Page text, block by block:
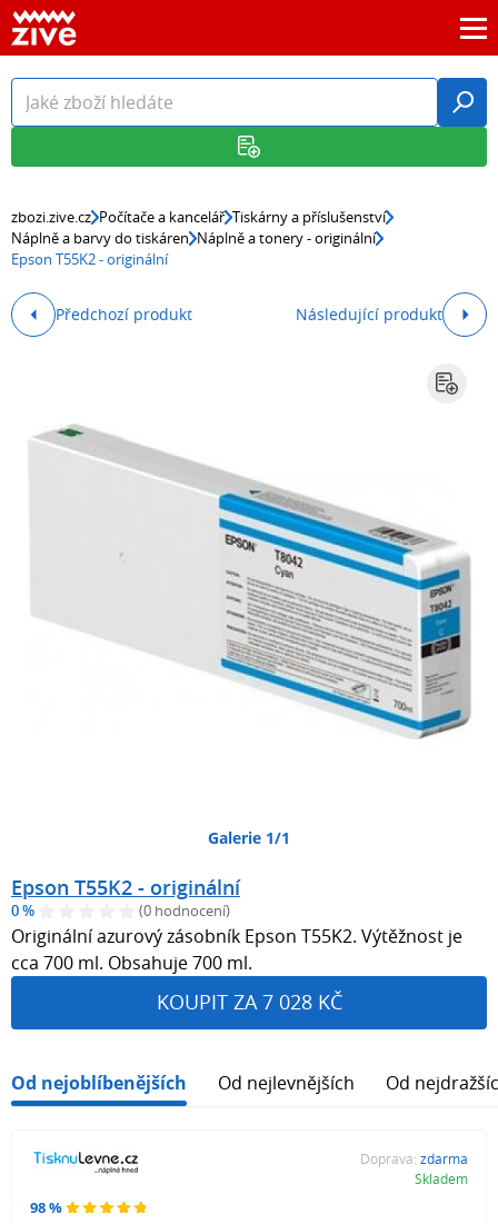
zbozi.zive.cz Počítače a kancelář Tiskárny a příslušenství
Náplně a barvy do tiskáren Náplně a tonery - originální
Epson T55K2 - originální
Předchozí produkt Následující produkt
Galerie 1/1
Epson T55K2 - originální
0 % (0 hodnocení)
Originální azurový zásobník Epson T55K2. Výtěžnost je
cca 700 ml. Obsahuje 700 ml.
KOUPIT ZA 7 028 KČ
Od nejoblíbenějších Od nejlevnějších Od
98 %
Doprava: zdarma
Skladem